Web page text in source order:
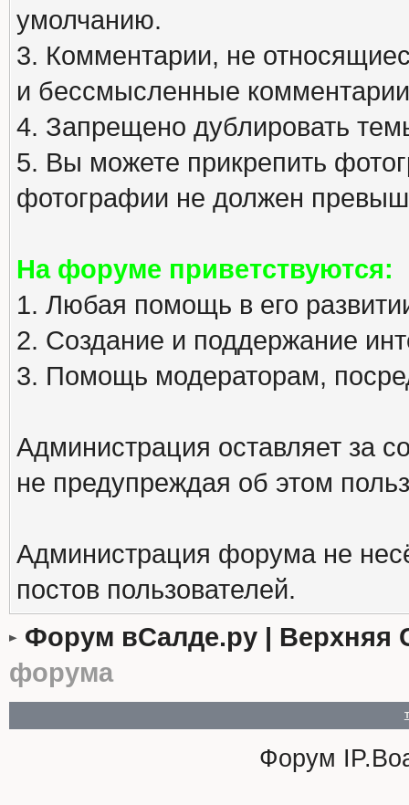
умолчанию.
3. Комментарии, не
и бессмысленные
4. Запрещено дублировать
5. Вы можете прикрепить
фотографии не должен
На форуме приветствуются:
1. Любая помощь в его
2. Создание и поддержание
3. Помощь модераторам,
Администрация оставляет за
не предупреждая об этом
Администрация форума не
постов пользователей.
Форум вСалде.ру | Верхняя
форума
Форум